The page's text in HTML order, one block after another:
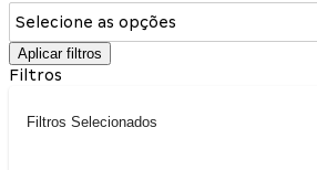
Selecione as opções
Aplicar filtros
Filtros
Filtros Selecionados